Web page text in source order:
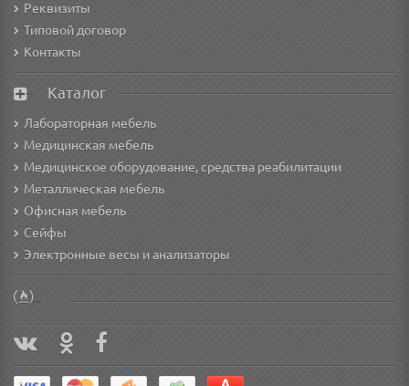
Реквизиты
Типовой договор
Контакты
Каталог
Лабораторная мебель
Медицинская мебель
Медицинское оборудование, средства реабилитации
Металлическая мебель
Офисная мебель
Сейфы
Электронные весы и анализаторы